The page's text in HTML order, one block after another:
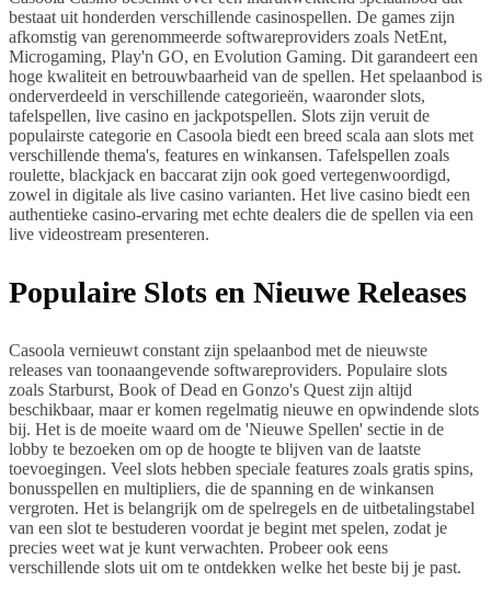
bestaat uit honderden verschillende casinospellen. De games zijn
afkomstig van gerenommeerde softwareproviders zoals NetEnt,
Microgaming, Play'n GO, en Evolution Gaming. Dit garandeert een
hoge kwaliteit en betrouwbaarheid van de spellen. Het spelaanbod is
onderverdeeld in verschillende categorieën, waaronder slots,
tafelspellen, live casino en jackpotspellen. Slots zijn veruit de
populairste categorie en Casoola biedt een breed scala aan slots met
verschillende thema's, features en winkansen. Tafelspellen zoals
roulette, blackjack en baccarat zijn ook goed vertegenwoordigd,
zowel in digitale als live casino varianten. Het live casino biedt een
authentieke casino-ervaring met echte dealers die de spellen via een
live videostream presenteren.
Populaire Slots en Nieuwe Releases
Casoola vernieuwt constant zijn spelaanbod met de nieuwste
releases van toonaangevende softwareproviders. Populaire slots
zoals Starburst, Book of Dead en Gonzo's Quest zijn altijd
beschikbaar, maar er komen regelmatig nieuwe en opwindende slots
bij. Het is de moeite waard om de 'Nieuwe Spellen' sectie in de
lobby te bezoeken om op de hoogte te blijven van de laatste
toevoegingen. Veel slots hebben speciale features zoals gratis spins,
bonusspellen en multipliers, die de spanning en de winkansen
vergroten. Het is belangrijk om de spelregels en de uitbetalingstabel
van een slot te bestuderen voordat je begint met spelen, zodat je
precies weet wat je kunt verwachten. Probeer ook eens
verschillende slots uit om te ontdekken welke het beste bij je past.